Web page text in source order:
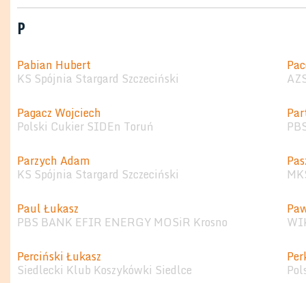
P
Pabian Hubert
KS Spójnia Stargard Szczeciński
Pagacz Wojciech
Polski Cukier SIDEn Toruń
Parzych Adam
KS Spójnia Stargard Szczeciński
Paul Łukasz
PBS BANK EFIR ENERGY MOSiR Krosno
Perciński Łukasz
Siedlecki Klub Koszykówki Siedlce